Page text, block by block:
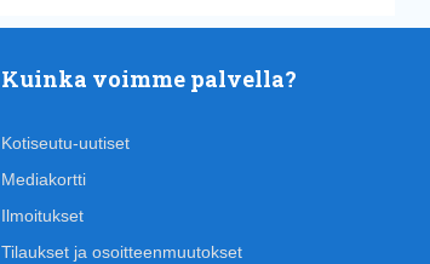
Kuinka voimme palvella?
Kotiseutu-uutiset
Mediakortti
Ilmoitukset
Tilaukset ja osoitteenmuutokset